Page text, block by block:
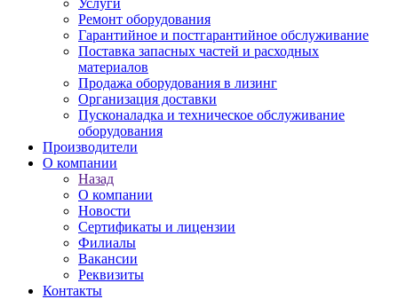
Услуги
Ремонт оборудования
Гарантийное и постгарантийное обслуживание
Поставка запасных частей и расходных
материалов
Продажа оборудования в лизинг
Организация доставки
Пусконаладка и техническое обслуживание
оборудования
Производители
О компании
Назад
О компании
Новости
Сертификаты и лицензии
Филиалы
Вакансии
Реквизиты
Контакты